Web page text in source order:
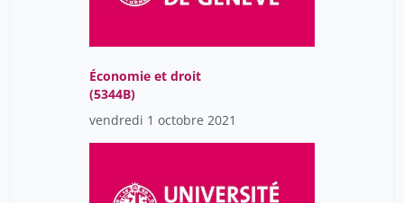
Économie et droit
(5344B)
vendredi 1 octobre 2021